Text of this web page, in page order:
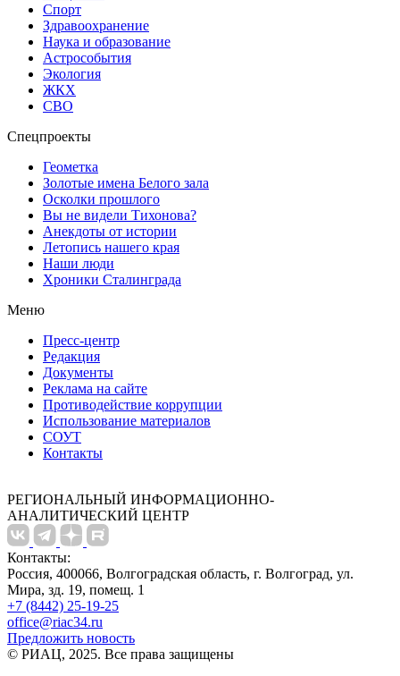
Спорт
Здравоохранение
Наука и образование
Астрособытия
Экология
ЖКХ
СВО
Спецпроекты
Геометка
Золотые имена Белого зала
Осколки прошлого
Вы не видели Тихонова?
Анекдоты от истории
Летопись нашего края
Наши люди
Хроники Сталинграда
Меню
Пресс-центр
Редакция
Документы
Реклама на сайте
Противодействие коррупции
Использование материалов
СОУТ
Контакты
РЕГИОНАЛЬНЫЙ ИНФОРМАЦИОННО-
АНАЛИТИЧЕСКИЙ ЦЕНТР
Контакты:
Россия, 400066, Волгоградская область, г. Волгоград, ул.
Мира, зд. 19, помещ. 1
+7 (8442) 25-19-25
office@riac34.ru
Предложить новость
© РИАЦ, 2025. Все права защищены